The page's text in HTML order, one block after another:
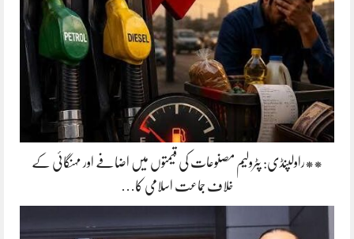
**راولپنڈی: پٹرولیم مصنوعات کی قیمتوں میں اضافے اور مہنگائی کے
خلاف جماعت اسلامی کا…